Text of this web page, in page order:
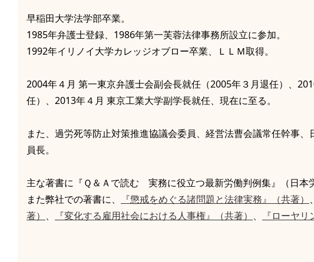
早稲田大学法学部卒業。
1985年弁護士登録、1986年第一芙蓉法律事務所設立に参加。
1992年イリノイ大学カレッジオブロー卒業、ＬＬＭ取得。
2004年４月 第一東京弁護士会副会長就任（2005年３月退任）、
任）、2013年４月 東京工業大学副学長就任、現在に至る。
また、過労死等防止対策推進協議会委員、経営法曹会議常任幹事
員長。
主な著書に『Ｑ＆Ａで読む 実務に役立つ最新労働判例集』（日本
また弊社での著書に、
『懲戒をめぐる諸問題と法律実務』（共著） 、
著） 、 『変化する雇用社会における人事権』（共著） 、 『ローヤ